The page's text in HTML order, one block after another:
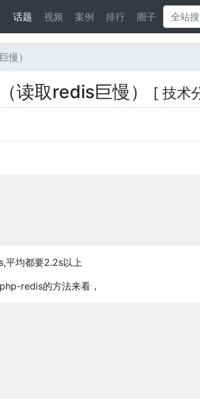
话题 视频 案例 排行 圈子
慢）
读取redis巨慢） [ 技术
平均都要2.2s以上
redis的方法来看，